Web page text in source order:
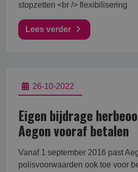
stopzetten <br /> flexibilisering
Lees verder
26-10-2022
Eigen bijdrage
Aegon vooraf betalen
Vanaf 1 september 2016 past
polisvoorwaarden ook toe voor